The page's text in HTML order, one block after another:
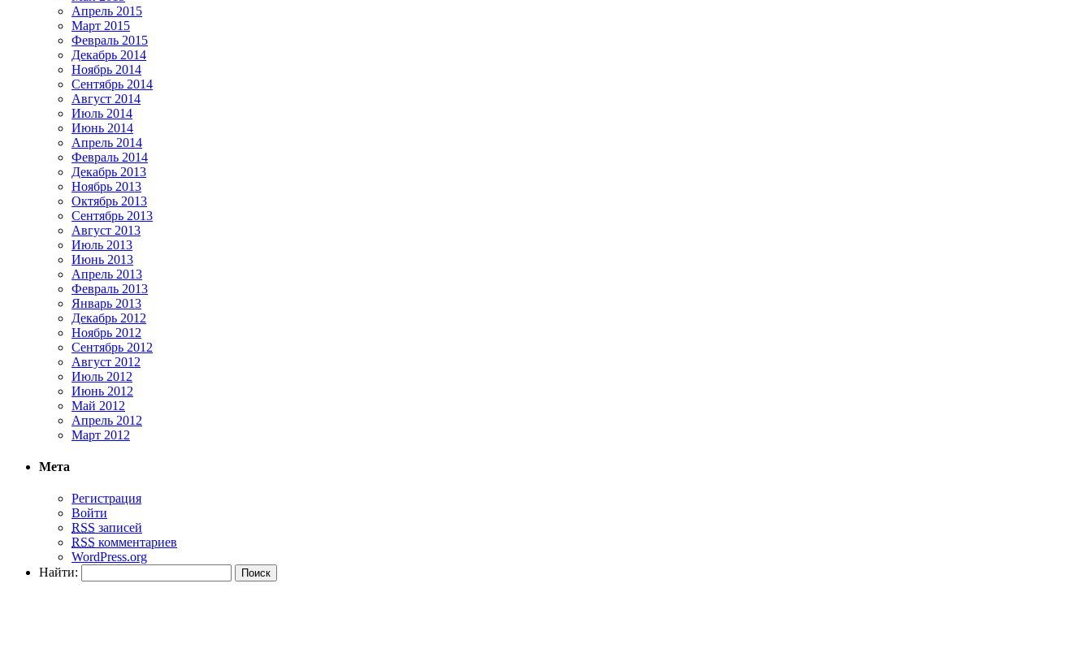
Апрель 2015
Март 2015
Февраль 2015
Декабрь 2014
Ноябрь 2014
Сентябрь 2014
Август 2014
Июль 2014
Июнь 2014
Апрель 2014
Февраль 2014
Декабрь 2013
Ноябрь 2013
Октябрь 2013
Сентябрь 2013
Август 2013
Июль 2013
Июнь 2013
Апрель 2013
Февраль 2013
Январь 2013
Декабрь 2012
Ноябрь 2012
Сентябрь 2012
Август 2012
Июль 2012
Июнь 2012
Май 2012
Апрель 2012
Март 2012
Мета
Регистрация
Войти
RSS записей
RSS комментариев
WordPress.org
Найти: